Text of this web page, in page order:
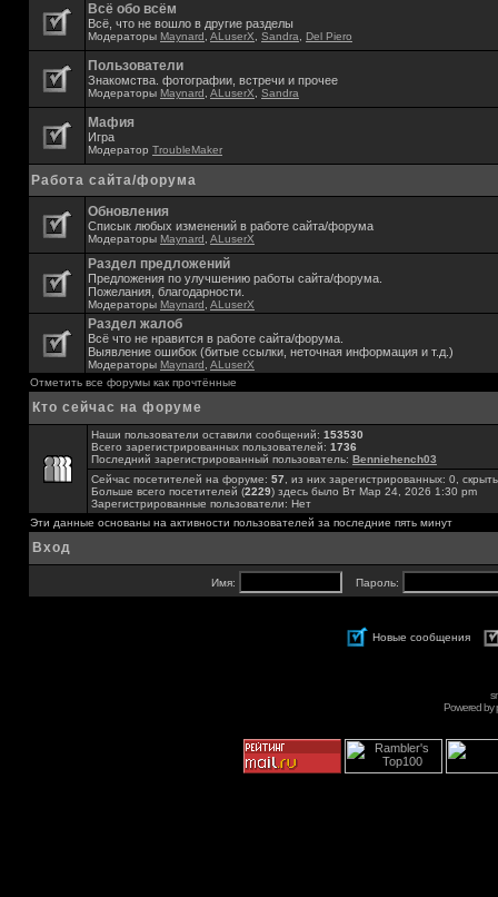
Всё обо всём
Всё, что не вошло в другие разделы
Модераторы Maynard ALuserX Sandra Del Piero
Пользователи
Знакомства. фотографии, встречи и прочее
Модераторы Maynard ALuserX Sandra
Мафия
Игра
Модератор TroubleMaker
Работа сайта/форума
Обновления
Списык любых изменений в работе сайта/форума
Модераторы Maynard ALuserX
Раздел предложений
Предложения по улучшению работы сайта/форума.
Пожелания, благодарности.
Модераторы Maynard ALuserX
Раздел жалоб
Всё что не нравится в работе сайта/форума.
Выявление ошибок (битые ссылки, неточная информация и т.д.)
Модераторы Maynard ALuserX
Отметить все форумы как прочтённые
Кто сейчас на форуме
Наши пользователи оставили сообщений: 153530
Всего зарегистрированных пользователей: 1736
Последний зарегистрированный пользователь: Benniehench03
Сейчас посетителей на форуме: 57 , из них зарегистрированных: 0,
Больше всего посетителей (2229) здесь было Вт Мар 24, 2026 1:30 pm
Зарегистрированные пользователи: Нет
Эти данные основаны на активности пользователей за последние пять минут
Вход
Имя: Пароль:
Новые сообщения
Powered by